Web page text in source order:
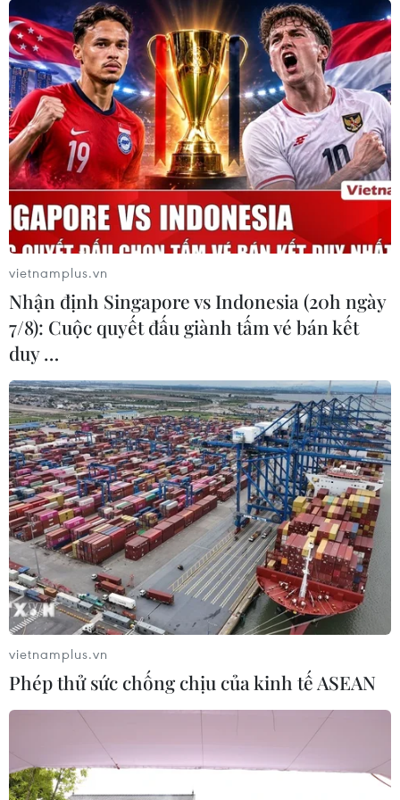
vietnamplus.vn
Nhận định Singapore vs Indonesia (20h ngày
7/8): Cuộc quyết đấu giành tấm vé bán kết
duy …
vietnamplus.vn
Phép thử sức chống chịu của kinh tế ASEAN